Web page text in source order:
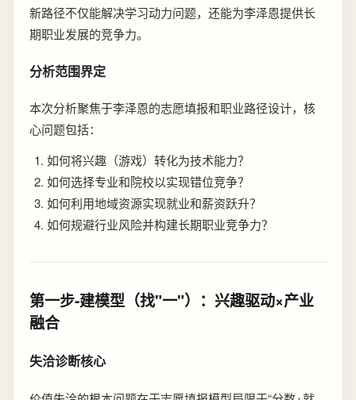
新路径不仅能解决学习动力问题，还能为李泽恩提供长
期职业发展的竞争力。
分析范围界定
本次分析聚焦于李泽恩的志愿填报和职业路径设计，核
心问题包括：
如何将兴趣（游戏）转化为技术能力？
如何选择专业和院校以实现错位竞争？
如何利用地域资源实现就业和薪资跃升？
如何规避行业风险并构建长期职业竞争力？
第一步-建模型（找"一"）：兴趣驱动×产业
融合
失洽诊断核心